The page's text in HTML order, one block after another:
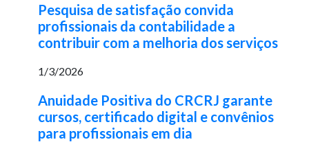
Pesquisa de satisfação convida
profissionais da contabilidade a
contribuir com a melhoria dos serviços
1/3/2026
Anuidade Positiva do CRCRJ garante
cursos, certificado digital e convênios
para profissionais em dia